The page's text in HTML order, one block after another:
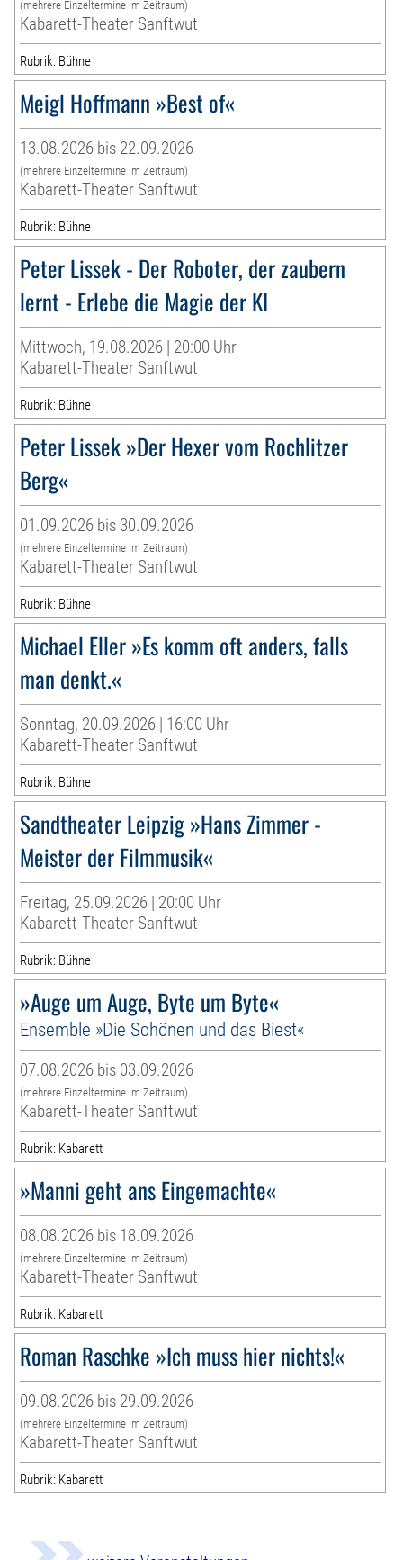
(mehrere Einzeltermine im Zeitraum)
Kabarett-Theater Sanftwut
Rubrik: Bühne
Meigl Hoffmann »Best of«
13.08.2026 bis 22.09.2026
(mehrere Einzeltermine im Zeitraum)
Kabarett-Theater Sanftwut
Rubrik: Bühne
Peter Lissek - Der Roboter, der zaubern
lernt - Erlebe die Magie der KI
Mittwoch, 19.08.2026 | 20:00 Uhr
Kabarett-Theater Sanftwut
Rubrik: Bühne
Peter Lissek »Der Hexer vom Rochlitzer
Berg«
01.09.2026 bis 30.09.2026
(mehrere Einzeltermine im Zeitraum)
Kabarett-Theater Sanftwut
Rubrik: Bühne
Michael Eller »Es komm oft anders, falls
man denkt.«
Sonntag, 20.09.2026 | 16:00 Uhr
Kabarett-Theater Sanftwut
Rubrik: Bühne
Sandtheater Leipzig »Hans Zimmer -
Meister der Filmmusik«
Freitag, 25.09.2026 | 20:00 Uhr
Kabarett-Theater Sanftwut
Rubrik: Bühne
»Auge um Auge, Byte um Byte«
Ensemble »Die Schönen und das Biest«
07.08.2026 bis 03.09.2026
(mehrere Einzeltermine im Zeitraum)
Kabarett-Theater Sanftwut
Rubrik: Kabarett
»Manni geht ans Eingemachte«
08.08.2026 bis 18.09.2026
(mehrere Einzeltermine im Zeitraum)
Kabarett-Theater Sanftwut
Rubrik: Kabarett
Roman Raschke »Ich muss hier nichts!«
09.08.2026 bis 29.09.2026
(mehrere Einzeltermine im Zeitraum)
Kabarett-Theater Sanftwut
Rubrik: Kabarett